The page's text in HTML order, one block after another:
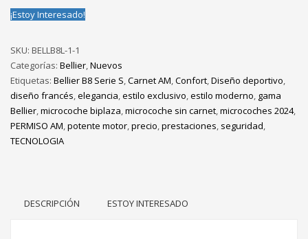
¡Estoy Interesado!
SKU: BELLB8L-1-1
Categorías: Bellier,Nuevos
Etiquetas: Bellier B8 Serie S,Carnet AM,Confort,Diseño deportivo,
diseño francés,elegancia,estilo exclusivo,estilo moderno, gama
Bellier,microcoche biplaza,microcoche sin carnet,microcoches 2024,
PERMISO AM,potente motor,precio,prestaciones, seguridad,
TECNOLOGIA
DESCRIPCIÓN ESTOY INTERESADO